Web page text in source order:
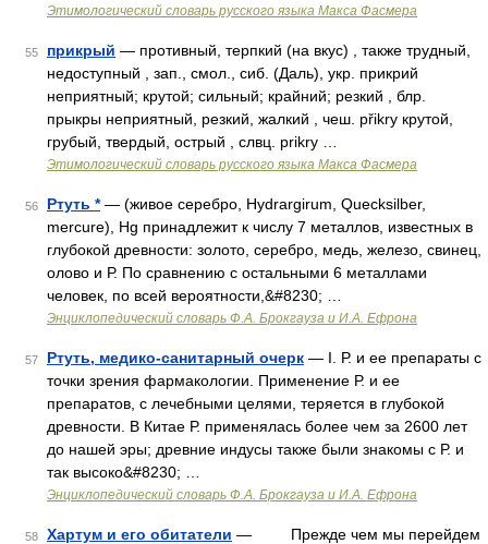
Этимологический словарь русского языка Макса Фасмера
55 прикрый — противный, терпкий (на вкус) , также трудный,
недоступный , зап., смол., сиб. (Даль), укр. прикрий
неприятный; крутой; сильный; крайний; резкий , блр.
прыкры неприятный, резкий, жалкий , чеш. přikry крутой,
грубый, твердый, острый , слвц. prikry …
Этимологический словарь русского языка Макса Фасмера
56 Ртуть *— (живое серебро, Hydrargirum, Quecksilber,
mercure), Hg принадлежит к числу 7 металлов, известных в
глубокой древности: золото, серебро, медь, железо, свинец,
олово и Р. По сравнению с остальными 6 металлами
человек, по всей вероятности,&#8230; …
Энциклопедический словарь Ф.А. Брокгауза и И.А. Ефрона
57 Ртуть, медико-санитарный очерк — I. Р. и ее препараты с
точки зрения фармакологии. Применение Р. и ее
препаратов, с лечебными целями, теряется в глубокой
древности. В Китае Р. применялась более чем за 2600 лет
до нашей эры; древние индусы также были знакомы с Р. и
так высоко&#8230; …
Энциклопедический словарь Ф.А. Брокгауза и И.А. Ефрона
58 Хартум и его обитатели — Прежде чем мы перейдем